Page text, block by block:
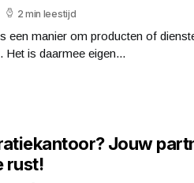
2 min leestijd
een manier om producten of
Het is daarmee eigen...
Jouw
rust!